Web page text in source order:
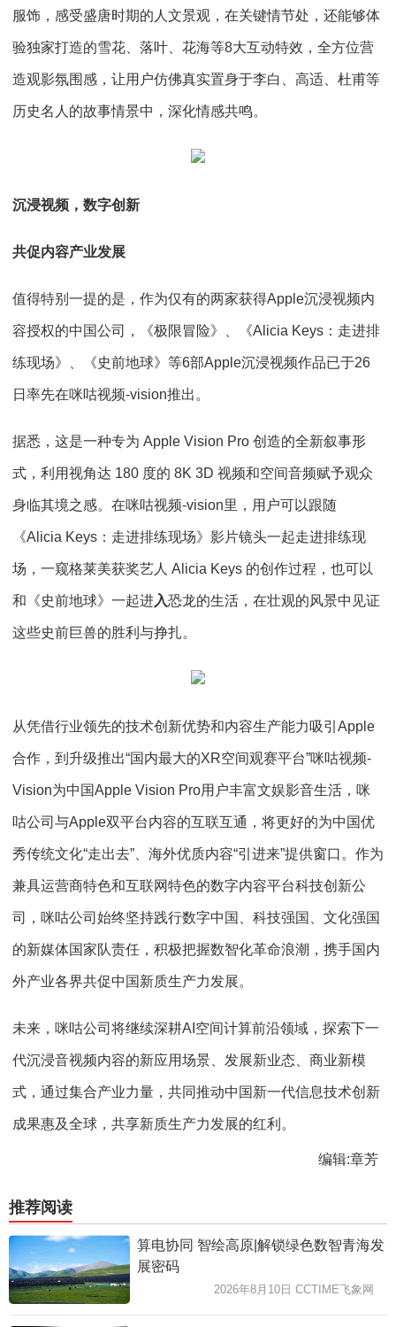
服饰，感受盛唐时期的人文景观，在关键情节处，还能够体
验独家打造的雪花、落叶、花海等8大互动特效，全方位营
造观影氛围感，让用户仿佛真实置身于李白、高适、杜甫等
历史名人的故事情景中，深化情感共鸣。
沉浸视频，数字创新
共促内容产业发展
值得特别一提的是，作为仅有的两家获得Apple沉浸视频内
容授权的中国公司，《极限冒险》、《Alicia Keys：走进排
练现场》、《史前地球》等6部Apple沉浸视频作品已于26
日率先在咪咕视频-vision推出。
据悉，这是一种专为 Apple Vision Pro 创造的全新叙事形
式，利用视角达 180 度的 8K 3D 视频和空间音频赋予观众
身临其境之感。在咪咕视频-vision里，用户可以跟随
《Alicia Keys：走进排练现场》影片镜头一起走进排练现
场，一窥格莱美获奖艺人 Alicia Keys 的创作过程，也可以
和《史前地球》一起进入恐龙的生活，在壮观的风景中见证
这些史前巨兽的胜利与挣扎。
从凭借行业领先的技术创新优势和内容生产能力吸引Apple
合作，到升级推出“国内最大的XR空间观赛平台”咪咕视频-
Vision为中国Apple Vision Pro用户丰富文娱影音生活，咪
咕公司与Apple双平台内容的互联互通，将更好的为中国优
秀传统文化“走出去”、海外优质内容“引进来”提供窗口。作为
兼具运营商特色和互联网特色的数字内容平台科技创新公
司，咪咕公司始终坚持践行数字中国、科技强国、文化强国
的新媒体国家队责任，积极把握数智化革命浪潮，携手国内
外产业各界共促中国新质生产力发展。
未来，咪咕公司将继续深耕AI空间计算前沿领域，探索下一
代沉浸音视频内容的新应用场景、发展新业态、商业新模
式，通过集合产业力量，共同推动中国新一代信息技术创新
成果惠及全球，共享新质生产力发展的红利。
编辑:章芳
推荐阅读
算电协同 智绘高原|解锁绿色数智青海发
展密码
2026年8月10日 CCTIME飞象网